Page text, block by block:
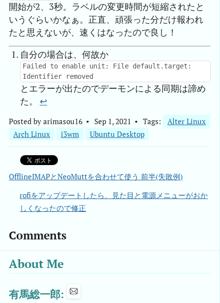
開始が2、3秒。ラベルの変更時間が短縮されたと
いうぐらいかなぁ。正直、頑張った分だけ報われ
たと思えないが、速くはなったので良し！
自分の場合は、何故か
Failed to enable unit: File default.target:
Identifier removed
とエラーが出たのでデーモンによる同期は諦め
た。 ↩︎
Posted by arimasou16 Sep 1, 2021 Tags:
Alter Linux
Arch Linux
i3wm Ubuntu Desktop
OfflineIMAPとNeoMuttを合わせて使う 前半(失敗例)
rofiをアップデートしたら、見た目と電源メニューがおか
しくなったので修正
Comments
About Me
有馬総一郎: